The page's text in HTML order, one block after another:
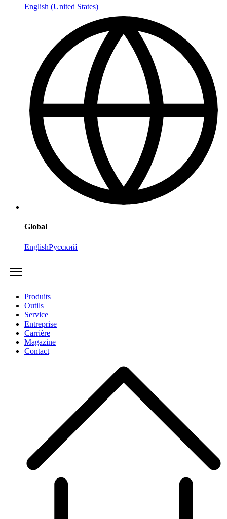
English (United States)
Global
EnglishРусский
Produits
Outils
Service
Entreprise
Carrière
Magazine
Contact